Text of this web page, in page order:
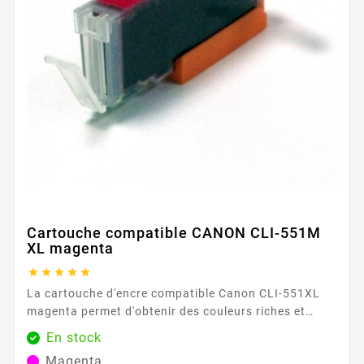
Cartouche compatible CANON CLI-551M
XL magenta
    
La cartouche d'encre compatible Canon CLI-551XL
magenta permet d'obtenir des couleurs riches et
intenses, parfaites pour les graphiques et les
documents nécessitant une reproduction fidèle des
En stock
Magenta